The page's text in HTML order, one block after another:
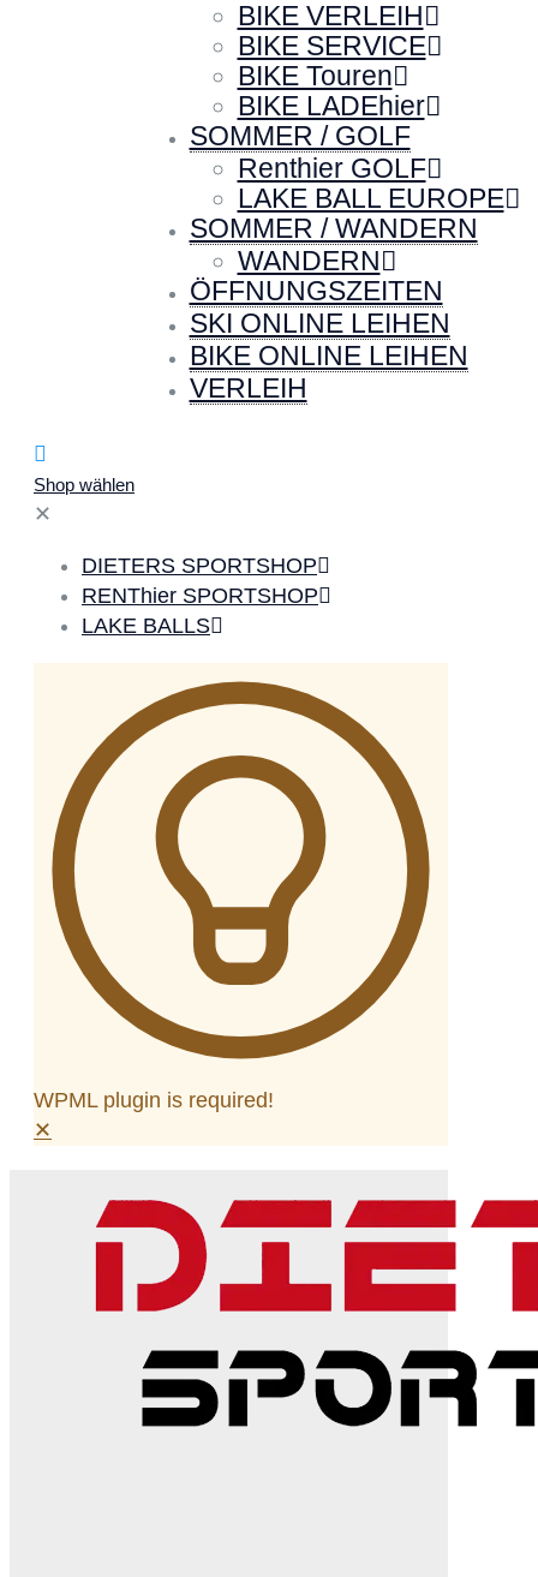
BIKE VERLEIH
BIKE SERVICE
BIKE Touren
BIKE LADEhier
SOMMER / GOLF
Renthier GOLF
LAKE BALL EUROPE
SOMMER / WANDERN
WANDERN
ÖFFNUNGSZEITEN
SKI ONLINE LEIHEN
BIKE ONLINE LEIHEN
VERLEIH
Shop wählen
✕
DIETERS SPORTSHOP
RENThier SPORTSHOP
LAKE BALLS
WPML plugin is required!
✕